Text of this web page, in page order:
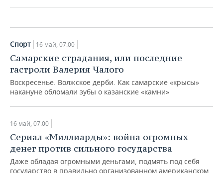
ХОККЕЙ С МЯЧОМ
ПРОИСШЕСТВИЯ
Спорт 16 май, 07:00
Самарские страдания, или последние
гастроли Валерия Чалого
Воскресенье. Волжское дерби. Как самарские «крысы»
накануне обломали зубы о казанские «камни»
16 май, 07:00
Сериал «Миллиарды»: война огромных
денег против сильного государства
Даже обладая огромными деньгами, подмять под себя
государство в правильно организованном американском